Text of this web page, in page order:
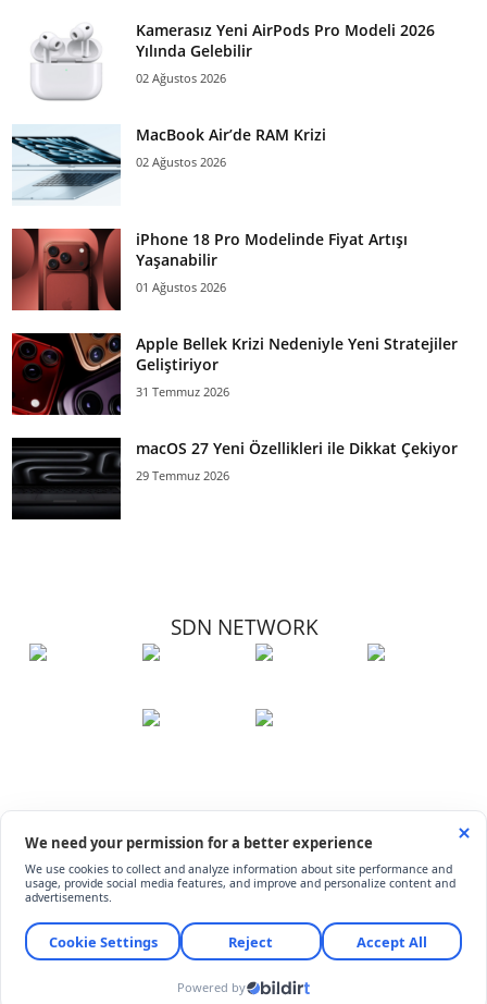
Kamerasız Yeni AirPods Pro Modeli 2026
Yılında Gelebilir
02 Ağustos 2026
MacBook Air’de RAM Krizi
02 Ağustos 2026
iPhone 18 Pro Modelinde Fiyat Artışı
Yaşanabilir
01 Ağustos 2026
Apple Bellek Krizi Nedeniyle Yeni Stratejiler
Geliştiriyor
31 Temmuz 2026
macOS 27 Yeni Özellikleri ile Dikkat Çekiyor
29 Temmuz 2026
SDN NETWORK
© ShiftDelete.Net